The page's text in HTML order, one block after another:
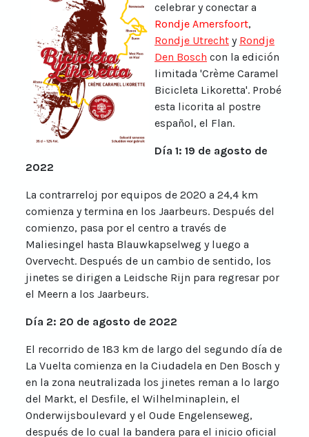
celebrar y conectar a
Rondje Amersfoort,
Rondje Utrecht y Rondje
Den Bosch con la edición
limitada 'Crème Caramel
Bicicleta Likoretta'. Probé
esta licorita al postre
español, el Flan.
Día 1: 19 de agosto de
2022
La contrarreloj por equipos de 2020 a 24,4 km
comienza y termina en los Jaarbeurs. Después del
comienzo, pasa por el centro a través de
Maliesingel hasta Blauwkapselweg y luego a
Overvecht. Después de un cambio de sentido, los
jinetes se dirigen a Leidsche Rijn para regresar por
el Meern a los Jaarbeurs.
Día 2: 20 de agosto de 2022
El recorrido de 183 km de largo del segundo día de
La Vuelta comienza en la Ciudadela en Den Bosch y
en la zona neutralizada los jinetes reman a lo largo
del Markt, el Desfile, el Wilhelminaplein, el
Onderwijsboulevard y el Oude Engelenseweg,
después de lo cual la bandera para el inicio oficial